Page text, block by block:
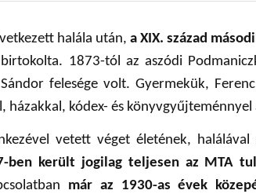
halála után, a XIX. század
1873-tól az aszódi
felesége volt. Gyermekük,
kódex- és
vetett véget életének,
került jogilag teljesen az MTA
már az 1930-as évek